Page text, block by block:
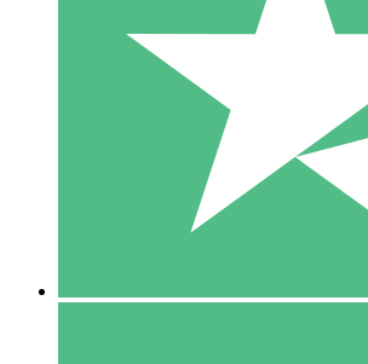
Paga a consumo con crediti di download.
1 Download
10
US$1500